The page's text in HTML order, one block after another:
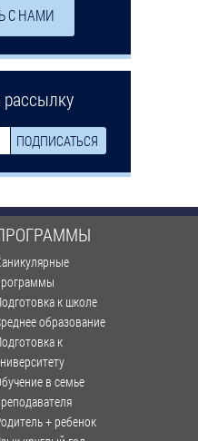
С НАМИ
к школе
образование
к
в семье
+ ребенок